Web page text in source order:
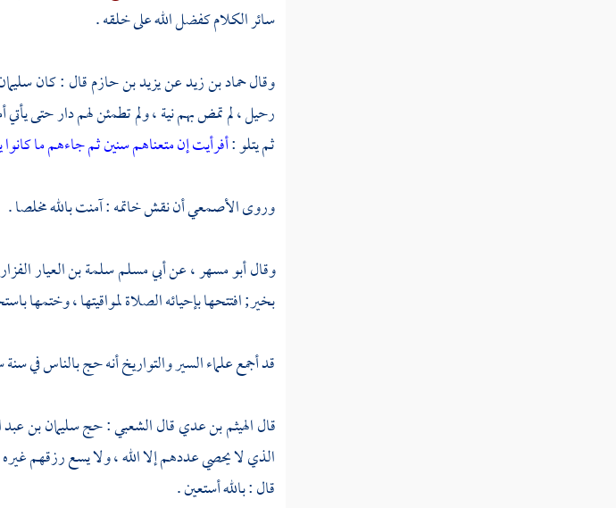
سائر الكلام كفضل الله على خلقه .
وقالحماد بن زيدعنيزيد بن حازمقال : كان
رحيل ، لم تمض بهم نية ، ولم تطمئن لهم دار حتى
ثم يتلو :أفرأيت إن متعناهم سنين ثم جاءهم ما
وروىالأصمعيأن نقش خاتمه : آمنت بالله مخلصا .
وقالأبو مسهر ،عنأبي مسلم سلمة بن العيار
بخير; افتتحها بإحيائه الصلاة لمواقيتها ، وختمها
قد أجمع علماء السير والتواريخ أنه حج بالناس في
قالالهيثم بن عديقالالشعبي: حجسليمان بن
الذي لا يحصي عددهم إلا الله ، ولا يسع رزقهم
قال : بالله أستعين .